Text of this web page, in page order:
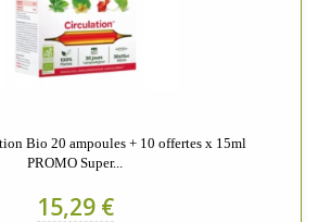
Bio 20 ampoules + 10 offertes x 15ml
PROMO Super...
15,29 €